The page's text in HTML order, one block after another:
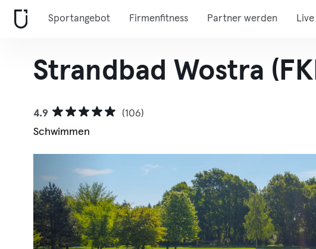
Sportangebot Firmenfitness Partner werden
Strandbad Wostra
4.9
(106)
Schwimmen